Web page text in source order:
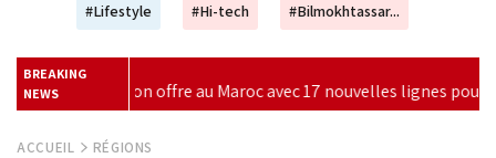
#Lifestyle #Hi-tech #Bilmokhtassar...
BREAKING
NEWS
lignes pour l'hiver 2026 | Vague de chaleur et
ACCUEIL RÉGIONS